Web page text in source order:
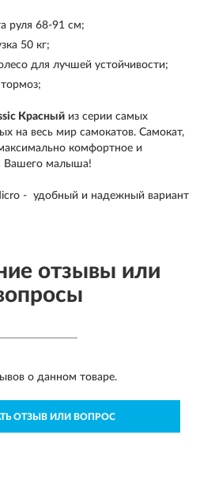
руля 68-91 см;
50 кг;
для лучшей устойчивости;
Красный из серии самых
на весь мир самокатов. Самокат,
комфортное и
Вашего малыша!
- удобный и надежный вариант
отзывы или
о данном товаре.
ОТЗЫВ ИЛИ ВОПРОС